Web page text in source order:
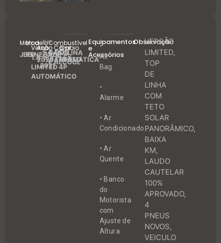
Marca
JEEP
Modelo
RENEGADE
Versão
1.8 16V FLEX
LIMITED 4P
AUTOMÁTICO
Ano
2020
/
2021
Km
54.000
Combustível
GASOLINA
E ÁLCOOL
Câmbio
AUTOMÁTICA
Cor
PRETO
Equipamentos
e
Acessórios
•
Air
Bag
•
Alarme
• Ar
Condicionado
• Ar
Quente
• Banco
do
Motorista
com
Ajuste de
Altura
Observação
VERSÃO
LIMITED,
TOP
DE
LINHA
COM
TETO
SOLAR
PANORÂMICO,
BAIXA
KM,
LAUDO
CAUTELAR
100%
APROVADO,
4
PNEUS
NOVOS,
VEICULO